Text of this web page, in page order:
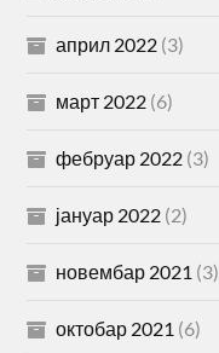
април 2022 (3)
март 2022 (6)
фебруар 2022 (3)
јануар 2022 (2)
новембар 2021 (3)
октобар 2021 (6)